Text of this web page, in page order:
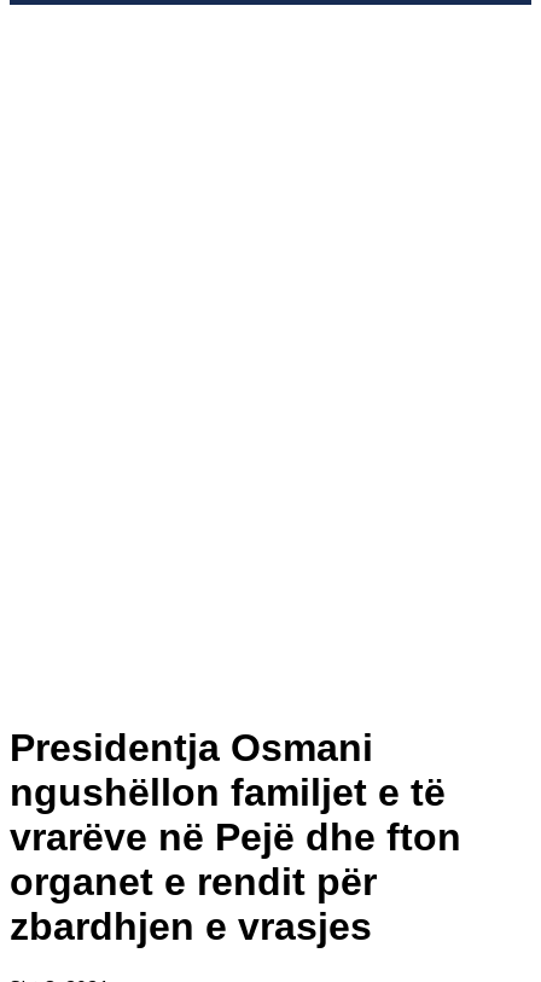
Presidentja Osmani
ngushëllon familjet e të
vrarëve në Pejë dhe fton
organet e rendit për
zbardhjen e vrasjes